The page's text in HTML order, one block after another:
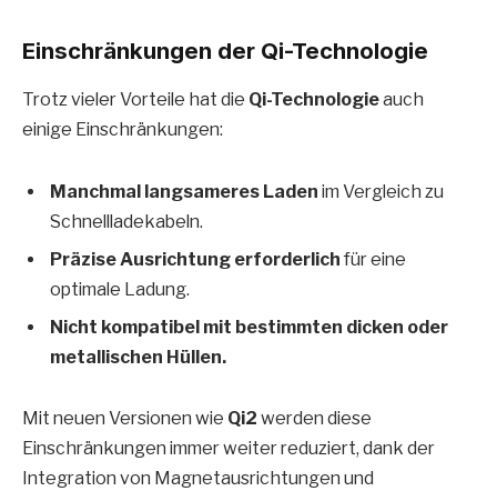
Einschränkungen der Qi-Technologie
Trotz vieler Vorteile hat die Qi-Technologieauch
einige Einschränkungen:
Manchmal langsameres Laden im Vergleich zu
Schnellladekabeln.
Präzise Ausrichtung erforderlich für eine
optimale Ladung.
Nicht kompatibel mit bestimmten dicken oder
metallischen Hüllen.
Mit neuen Versionen wie Qi2 werden diese
Einschränkungen immer weiter reduziert, dank der
Integration von Magnetausrichtungen und